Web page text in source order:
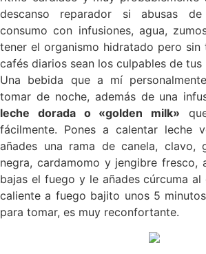
descanso reparador si abusas
consumo con infusiones, agua,
tener el organismo hidratado pero
cafés diarios sean los culpables de tus
Una bebida que a mí
tomar de noche, además de una
leche dorada o «golden milk»
fácilmente. Pones a calentar leche
añades una rama de canela, clavo,
negra, cardamomo y jengibre fresco,
bajas el fuego y le añades cúrcuma
caliente a fuego bajito unos 5
para tomar, es muy reconfortante.